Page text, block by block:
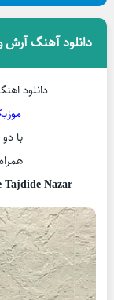
دانلود آهنگ
دانلود
با دو کیفیت
Tajdide Nazar